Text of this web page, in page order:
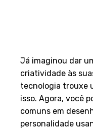
Já imaginou dar
criatividade às
tecnologia trouxe
isso. Agora, você
comuns em
personalidade